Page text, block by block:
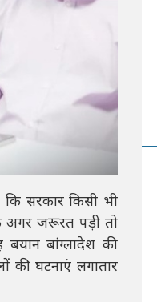
कि सरकार किसी भी
अगर जरूरत पड़ी तो
बांग्लादेश की
की घटनाएं लगातार